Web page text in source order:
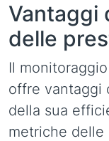
Vantaggi
delle
Il
offre vantaggi
della sua
metriche delle